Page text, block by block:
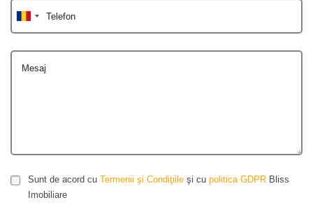
Telefon
Mesaj
Sunt de acord cu Termenii şi Condiţiile şi cu politica GDPR Bliss
Imobiliare